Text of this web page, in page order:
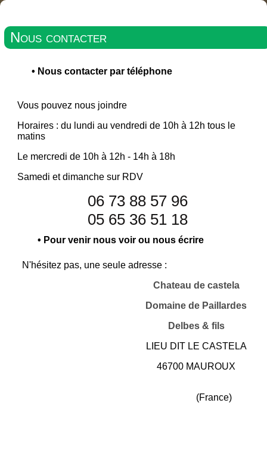
Nous contacter
• Nous contacter par téléphone
Vous pouvez nous joindre
Horaires : du lundi au vendredi de 10h à 12h tous le
matins
Le mercredi de 10h à 12h - 14h à 18h
Samedi et dimanche sur RDV
06 73 88 57 96
05 65 36 51 18
• Pour venir nous voir ou nous écrire
N'hésitez pas, une seule adresse :
Chateau de castela
Domaine de Paillardes
Delbes & fils
LIEU DIT LE CASTELA
46700 MAUROUX
(France)